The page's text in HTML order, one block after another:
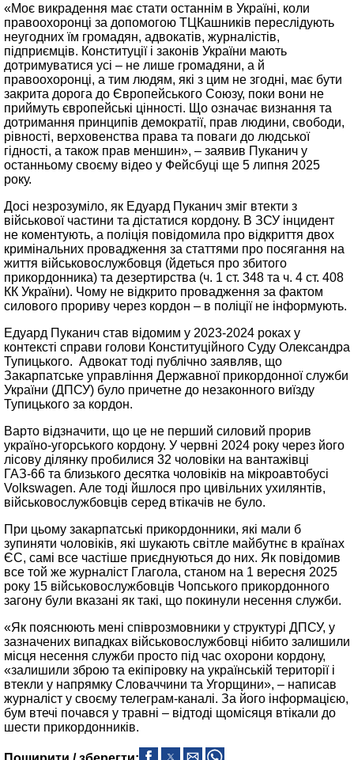
«Моє викрадення має стати останнім в Україні, коли
правоохоронці за допомогою ТЦКашників переслідують
неугодних їм громадян, адвокатів, журналістів,
підприємців. Конституції і законів України мають
дотримуватися усі – не лише громадяни, а й
правоохоронці, а тим людям, які з цим не згодні, має бути
закрита дорога до Європейського Союзу, поки вони не
приймуть європейські цінності. Що означає визнання та
дотримання принципів демократії, прав людини, свободи,
рівності, верховенства права та поваги до людської
гідності, а також прав меншин», – заявив Пуканич у
останньому своєму відео у Фейсбуці ще 5 липня 2025
року.
Досі незрозуміло, як Едуард Пуканич зміг втекти з
військової частини та дістатися кордону. В ЗСУ інцидент
не коментують, а поліція повідомила про відкриття двох
кримінальних провадження за статтями про посягання на
життя військовослужбовця (йдеться про збитого
прикордонника) та дезертирства (ч. 1 ст. 348 та ч. 4 ст. 408
КК України). Чому не відкрито провадження за фактом
силового прориву через кордон – в поліції не інформують.
Едуард Пуканич став відомим у 2023-2024 роках у
контексті справи голови Конституційного Суду Олександра
Тупицького. Адвокат тоді публічно заявляв, що
Закарпатське управління Державної прикордонної служби
України (ДПСУ) було причетне до незаконного виїзду
Тупицького за кордон.
Варто відзначити, що це не перший силовий прорив
україно-угорського кордону. У червні 2024 року через його
лісову ділянку пробилися 32 чоловіки на вантажівці
ГАЗ-66 та близького десятка чоловіків на мікроавтобусі
Volkswagen. Але тоді йшлося про цивільних ухилянтів,
військовослужбовців серед втікачів не було.
При цьому закарпатські прикордонники, які мали б
зупиняти чоловіків, які шукають світле майбутнє в країнах
ЄС, самі все частіше приєднуються до них. Як повідомив
все той же журналіст Глагола, станом на 1 вересня 2025
року 15 військовослужбовців Чопського прикордонного
загону були вказані як такі, що покинули несення служби.
«Як пояснюють мені співрозмовники у структурі ДПСУ, у
зазначених випадках військовослужбовці нібито залишили
місця несення служби просто під час охорони кордону,
«залишили зброю та екіпіровку на українській території і
втекли у напрямку Словаччини та Угорщини», – написав
журналіст у своєму телеграм-каналі. За його інформацією,
бум втечі почався у травні – відтоді щомісяця втікали до
шести прикордонників.